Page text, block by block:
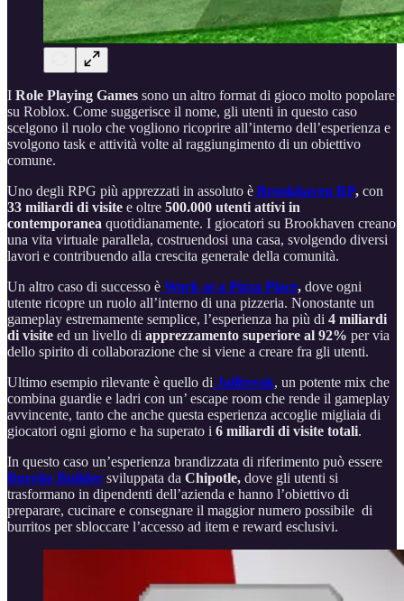
I Role Playing Games sono un altro format di gioco molto popolare
su Roblox. Come suggerisce il nome, gli utenti in questo caso
scelgono il ruolo che vogliono ricoprire all’interno dell’esperienza e
svolgono task e attività volte al raggiungimento di un obiettivo
comune.
Uno degli RPG più apprezzati in assoluto è Brookhaven RP, con
33 miliardi di visite e oltre 500.000 utenti attivi in
contemporanea quotidianamente. I giocatori su Brookhaven creano
una vita virtuale parallela, costruendosi una casa, svolgendo diversi
lavori e contribuendo alla crescita generale della comunità.
Un altro caso di successo è Work at a Pizza Place, dove ogni
utente ricopre un ruolo all’interno di una pizzeria. Nonostante un
gameplay estremamente semplice, l’esperienza ha più di 4 miliardi
di visite ed un livello di apprezzamento superiore al 92% per via
dello spirito di collaborazione che si viene a creare fra gli utenti.
Ultimo esempio rilevante è quello di Jailbreak, un potente mix che
combina guardie e ladri con un’ escape room che rende il gameplay
avvincente, tanto che anche questa esperienza accoglie migliaia di
giocatori ogni giorno e ha superato i 6 miliardi di visite totali.
In questo caso un’esperienza brandizzata di riferimento può essere
Burrito Builder sviluppata da Chipotle, dove gli utenti si
trasformano in dipendenti dell’azienda e hanno l’obiettivo di
preparare, cucinare e consegnare il maggior numero possibile di
burritos per sbloccare l’accesso ad item e reward esclusivi.